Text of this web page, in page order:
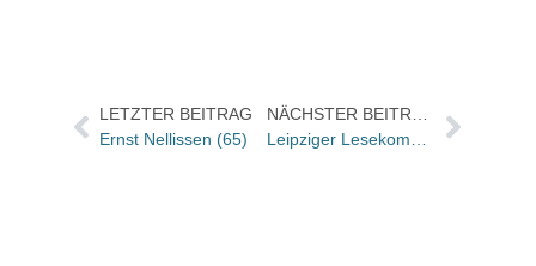
LETZTER BEITRAG
Ernst Nellissen (65)
NÄCHSTER BEITRAG
Leipziger Lesekompass 2019: Die 30 ausgezeichneten Bücher und Hörbücher stehen fest